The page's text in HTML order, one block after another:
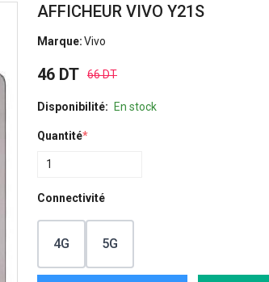
AFFICHEUR VIVO Y21S
Marque:Vivo
46 DT 66 DT
Disponibilité: En stock
Quantité*
Connectivité
4G 5G